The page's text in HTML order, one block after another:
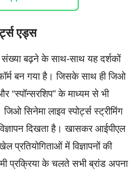
एड्स
बढ़ने के साथ-साथ यह दर्शकों
बन गया है। जिसके साथ ही जिओ
“स्पॉन्सरशिप” के माध्यम से भी
सिनेमा लाइव स्पोर्ट्स स्ट्रीमिंग
दिखता है। खासकर आईपीएल
में विज्ञापनों की
प्रक्रिया के चलते सभी ब्रांड अपना